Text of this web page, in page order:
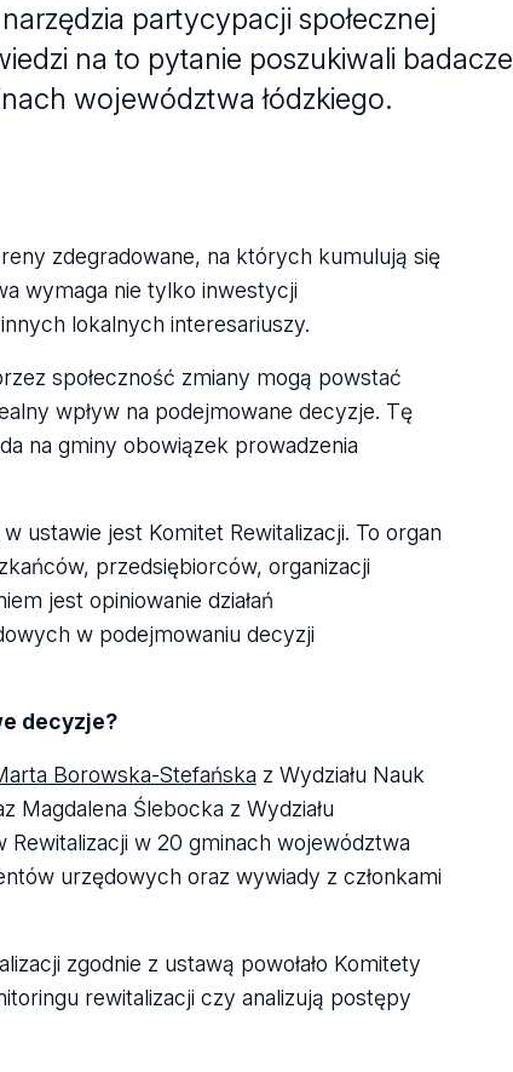
partycypacji społecznej
na to pytanie poszukiwali badacze
województwa łódzkiego.
zdegradowane, na których kumulują się
wymaga nie tylko inwestycji
lokalnych interesariuszy.
społeczność zmiany mogą powstać
wpływ na podejmowane decyzje. Tę
na gminy obowiązek prowadzenia
ustawie jest Komitet Rewitalizacji. To organ
przedsiębiorców, organizacji
jest opiniowanie działań
w podejmowaniu decyzji
decyzje?
Borowska-Stefańska z Wydziału Nauk
Magdalena Ślebocka z Wydziału
Rewitalizacji w 20 gminach województwa
urzędowych oraz wywiady z członkami
zgodnie z ustawą powołało Komitety
rewitalizacji czy analizują postępy